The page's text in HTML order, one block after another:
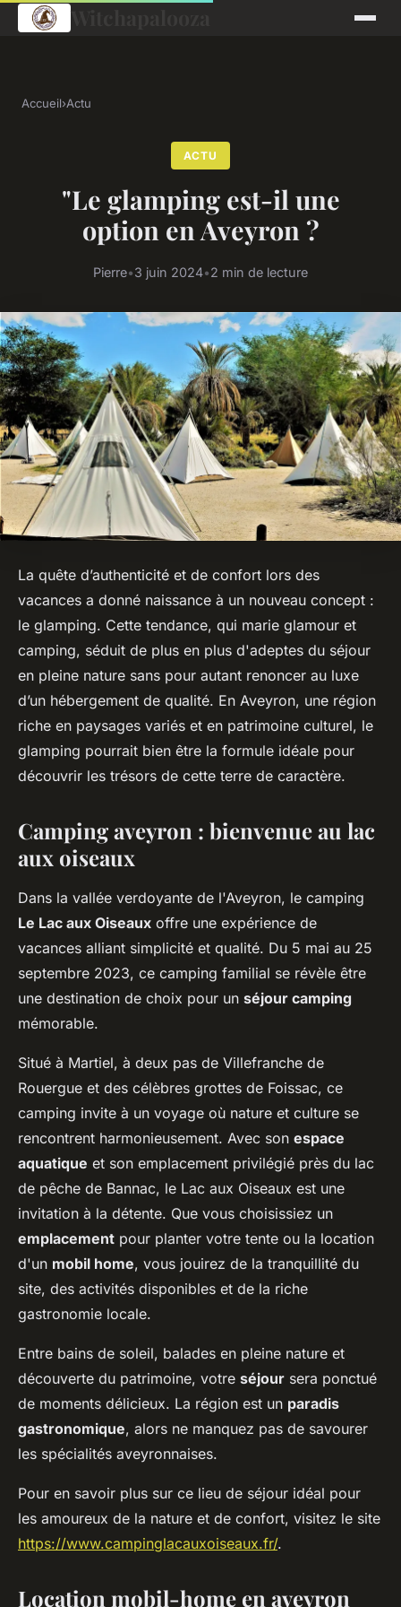
Accueil›Actu
ACTU
"Le glamping est-il une
option en Aveyron ?
Pierre•3 juin 2024•2 min de lecture
La quête d’authenticité et de confort lors des
vacances a donné naissance à un nouveau concept :
le glamping. Cette tendance, qui marie glamour et
camping, séduit de plus en plus d'adeptes du séjour
en pleine nature sans pour autant renoncer au luxe
d’un hébergement de qualité. En Aveyron, une région
riche en paysages variés et en patrimoine culturel, le
glamping pourrait bien être la formule idéale pour
découvrir les trésors de cette terre de caractère.
Camping aveyron : bienvenue au lac
aux oiseaux
Dans la vallée verdoyante de l'Aveyron, le camping
Le Lac aux Oiseaux offre une expérience de
vacances alliant simplicité et qualité. Du 5 mai au 25
septembre 2023, ce camping familial se révèle être
une destination de choix pour un séjour camping
mémorable.
Situé à Martiel, à deux pas de Villefranche de
Rouergue et des célèbres grottes de Foissac, ce
camping invite à un voyage où nature et culture se
rencontrent harmonieusement. Avec son espace
aquatique et son emplacement privilégié près du lac
de pêche de Bannac, le Lac aux Oiseaux est une
invitation à la détente. Que vous choisissiez un
emplacement pour planter votre tente ou la location
d'un mobil home, vous jouirez de la tranquillité du
site, des activités disponibles et de la riche
gastronomie locale.
Entre bains de soleil, balades en pleine nature et
découverte du patrimoine, votre séjour sera ponctué
de moments délicieux. La région est un paradis
gastronomique, alors ne manquez pas de savourer
les spécialités aveyronnaises.
Pour en savoir plus sur ce lieu de séjour idéal pour
les amoureux de la nature et de confort, visitez le site
https://www.campinglacauxoiseaux.fr/.
Location mobil-home en aveyron